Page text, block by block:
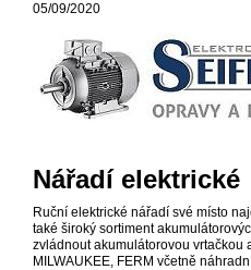
05/09/2020
Nářadí elektrické
Ruční elektrické nářadí své místo
také široký sortiment
zvládnout akumulátorovou vrtačkou
MILWAUKEE, FERM včetně